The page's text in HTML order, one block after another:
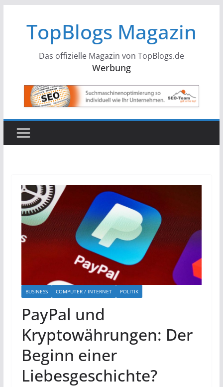
springenTopBlogs Magazin
Das offizielle Magazin von TopBlogs.de
Werbung
BUSINESS COMPUTER / INTERNET POLITIK
PayPal und
Kryptowährungen: Der
Beginn einer
Liebesgeschichte?